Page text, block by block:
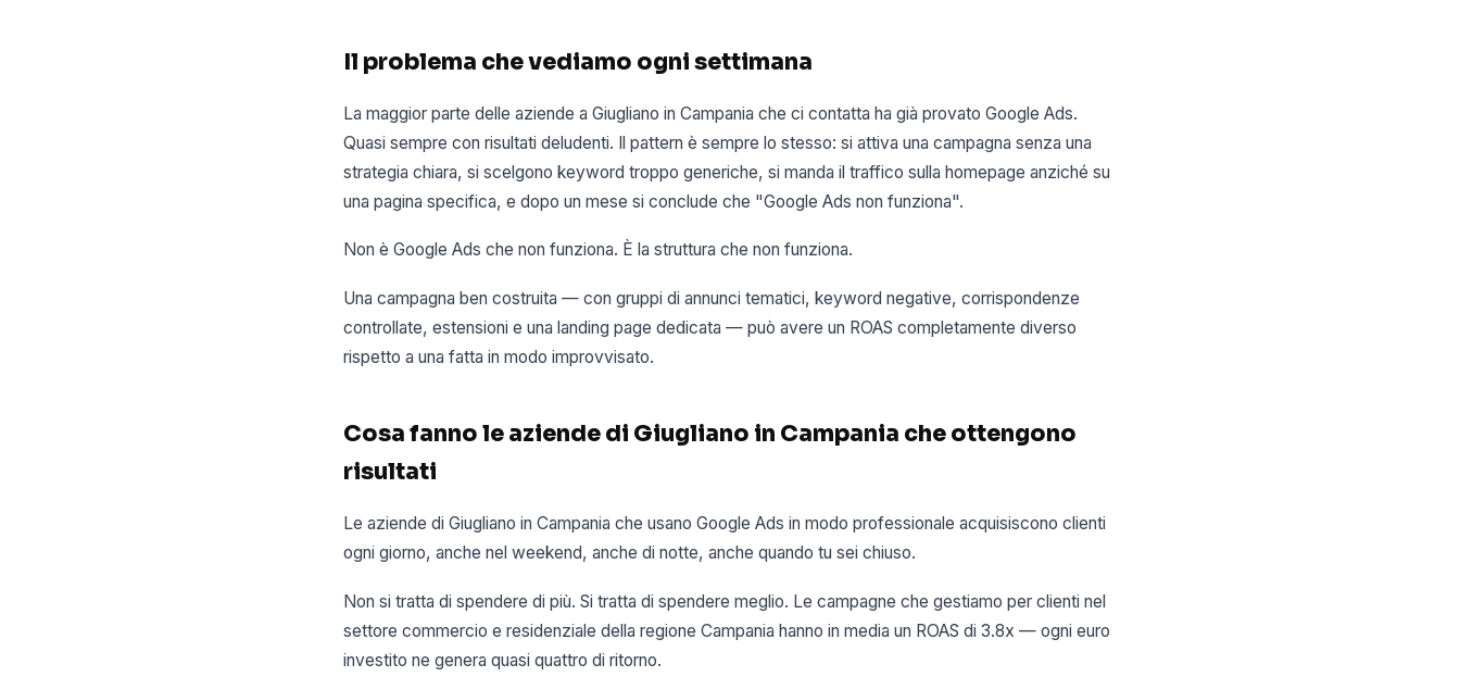
Il problema che vediamo ogni settimana
La maggior parte delle aziende a Giugliano in Campania che ci contatta ha già provato Google Ads.
Quasi sempre con risultati deludenti. Il pattern è sempre lo stesso: si attiva una campagna senza una
strategia chiara, si scelgono keyword troppo generiche, si manda il traffico sulla homepage anziché su
una pagina specifica, e dopo un mese si conclude che "Google Ads non funziona".
Non è Google Ads che non funziona. È la struttura che non funziona.
Una campagna ben costruita — con gruppi di annunci tematici, keyword negative, corrispondenze
controllate, estensioni e una landing page dedicata — può avere un ROAS completamente diverso
rispetto a una fatta in modo improvvisato.
Cosa fanno le aziende di Giugliano in Campania che ottengono
risultati
Le aziende di Giugliano in Campania che usano Google Ads in modo professionale acquisiscono clienti
ogni giorno, anche nel weekend, anche di notte, anche quando tu sei chiuso.
Non si tratta di spendere di più. Si tratta di spendere meglio. Le campagne che gestiamo per clienti nel
settore commercio e residenziale della regione Campania hanno in media un ROAS di 3.8x — ogni euro
investito ne genera quasi quattro di ritorno.